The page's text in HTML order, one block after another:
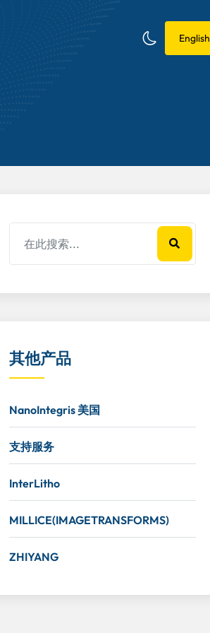
English
其他产品
NanoIntegris 美国
支持服务
InterLitho
MILLICE(IMAGETRANSFORMS)
ZHIYANG